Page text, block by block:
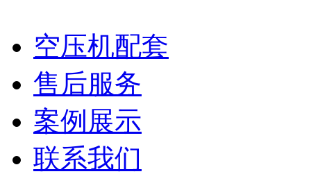
空压机配套
售后服务
案例展示
联系我们